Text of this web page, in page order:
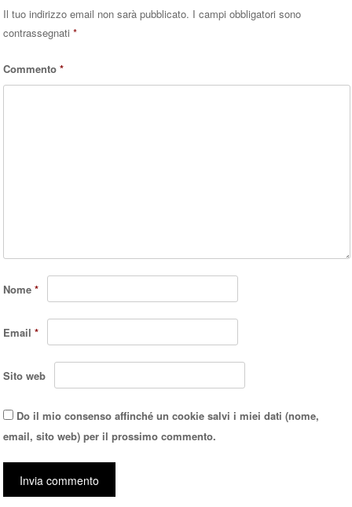
Il tuo indirizzo email non sarà pubblicato. I campi obbligatori sono
contrassegnati*
Commento*
Nome*
Email*
Sito web
Do il mio consenso affinché un cookie salvi i miei dati (nome,
email, sito web) per il prossimo commento.